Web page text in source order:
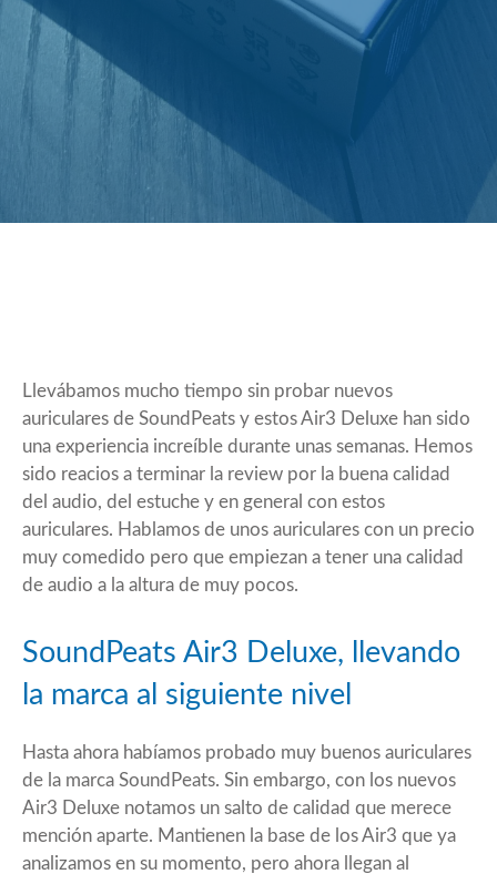
Llevábamos mucho tiempo sin probar nuevos
auriculares de SoundPeats y estos Air3 Deluxe han sido
una experiencia increíble durante unas semanas. Hemos
sido reacios a terminar la review por la buena calidad
del audio, del estuche y en general con estos
auriculares. Hablamos de unos auriculares con un precio
muy comedido pero que empiezan a tener una calidad
de audio a la altura de muy pocos.
SoundPeats Air3 Deluxe, llevando
la marca al siguiente nivel
Hasta ahora habíamos probado muy buenos auriculares
de la marca SoundPeats. Sin embargo, con los nuevos
Air3 Deluxe notamos un salto de calidad que merece
mención aparte. Mantienen la base de los Air3 que ya
analizamos en su momento, pero ahora llegan al